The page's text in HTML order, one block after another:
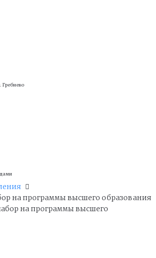
Гребнево
на программы высшего образования